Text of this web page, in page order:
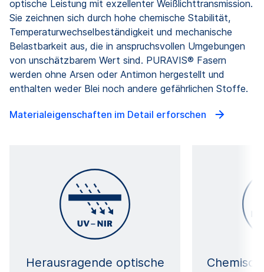
optische Leistung mit exzellenter Weißlichttransmission.
Sie zeichnen sich durch hohe chemische Stabilität,
Temperaturwechselbeständigkeit und mechanische
Belastbarkeit aus, die in anspruchsvollen Umgebungen
von unschätzbarem Wert sind. PURAVIS® Fasern
werden ohne Arsen oder Antimon hergestellt und
enthalten weder Blei noch andere gefährlichen Stoffe.
Materialeigenschaften im Detail erforschen
Herausragende optische